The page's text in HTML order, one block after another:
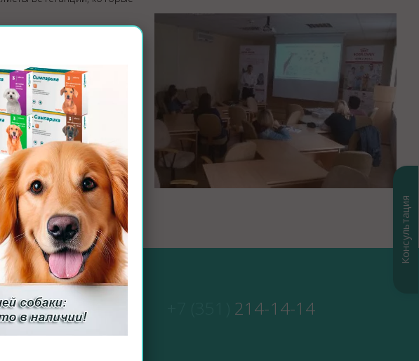
Консультация
Спасибо, Айболит!
и
214-14-14